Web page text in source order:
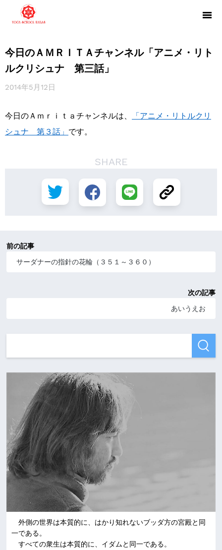
今日のＡＭＲＩＴＡチャンネル「アニメ・リト
ルクリシュナ 第三話」
2014年5月12日
今日のＡｍｒｉｔａチャンネルは、
「アニメ・リトルクリ
シュナ 第３話」 です。
SHARE
前の記事
サーダナーの指針の花輪（３５１～３６０）
次の記事
あいうえお
外側の世界は本質的に、はかり知れないブッダ方の宮殿と同
一である。
すべての衆生は本質的に、イダムと同一である。